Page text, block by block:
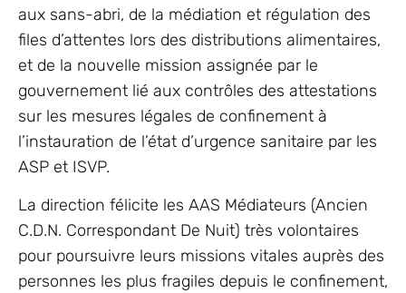
aux sans-abri, de la médiation et régulation des
files d’attentes lors des distributions alimentaires,
et de la nouvelle mission assignée par le
gouvernement lié aux contrôles des attestations
sur les mesures légales de confinement à
l’instauration de l’état d’urgence sanitaire par les
ASP et ISVP.
La direction félicite les AAS Médiateurs (Ancien
C.D.N. Correspondant De Nuit) très volontaires
pour poursuivre leurs missions vitales auprès des
personnes les plus fragiles depuis le confinement,